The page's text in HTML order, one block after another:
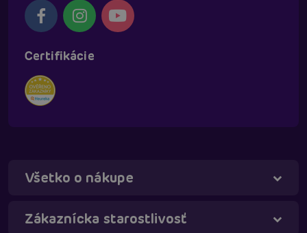
Certifikácie
Všetko o nákupe
Zákaznícka starostlivosť
Táňa - virtuálna asistentka